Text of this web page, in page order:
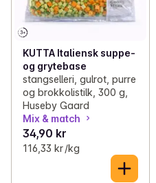
KUTTA Italiensk suppe-
og grytebase
stangselleri, gulrot, purre
og brokkolistilk, 300 g,
Huseby Gaard
Mix & match
34,90 kr
116,33 kr /kg